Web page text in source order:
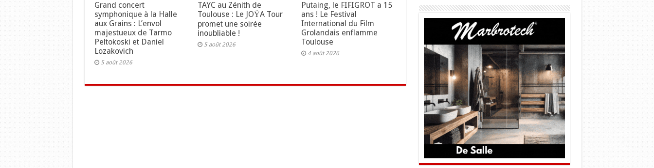
Grand concert
symphonique à la Halle
aux Grains : L’envol
majestueux de Tarmo
Peltokoski et Daniel
Lozakovich
5 août 2026
TAYC au Zénith de
Toulouse : Le JOŸA Tour
promet une soirée
inoubliable !
5 août 2026
Putaing, le FIFIGROT a 15
ans ! Le Festival
International du Film
Grolandais enflamme
Toulouse
4 août 2026